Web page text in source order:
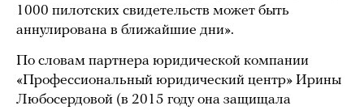
1000 пилотских свидетельств может быть
аннулирована в ближайшие дни».
По словам партнера юридической компании
«Профессиональный юридический центр» Ирины
Любосердовой (в 2015 году она защищала